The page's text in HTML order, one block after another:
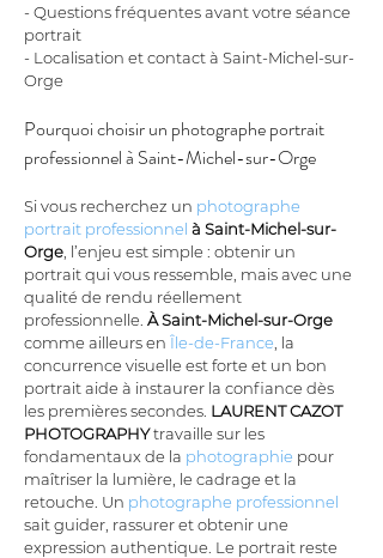
- Questions fréquentes avant votre séance
portrait
- Localisation et contact à Saint-Michel-sur-
Orge
Pourquoi choisir un photographe portrait
professionnel à Saint-Michel-sur-Orge
Si vous recherchez un photographe
portrait professionnel à Saint-Michel-sur-
Orge , l’enjeu est simple : obtenir un
portrait qui vous ressemble, mais avec une
qualité de rendu réellement
professionnelle. À Saint-Michel-sur-Orge
comme ailleurs en Île-de-France , la
concurrence visuelle est forte et un bon
portrait aide à instaurer la confiance dès
les premières secondes. LAURENT CAZOT
PHOTOGRAPHY travaille sur les
fondamentaux de la photographie pour
maîtriser la lumière, le cadrage et la
retouche. Un photographe professionnel
sait guider, rassurer et obtenir une
expression authentique. Le portrait reste